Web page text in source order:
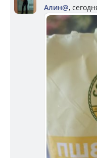
Алин@,